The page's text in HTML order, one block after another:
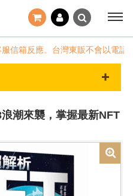
。台灣東販不會以電話告知
潮來襲，掌握最新NFT